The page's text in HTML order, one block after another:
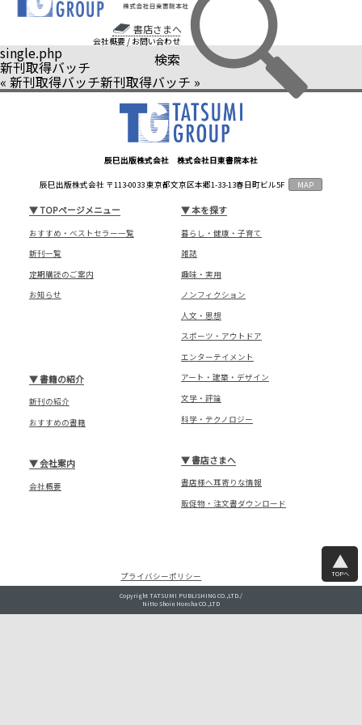
書店さまへ
会社概要 / お問い合わせ
検索
single.php
新刊取得バッチ
« 新刊取得バッチ新刊取得バッチ »
辰巳出版株式会社 株式会社日東書院本社
辰巳出版株式会社 〒113-0033 東京都文京区本郷1-33-13春日町ビル5F MAP
▼TOPページメニュー
おすすめ・ベストセラー一覧
新刊一覧
定期購読のご案内
お知らせ
▼本を探す
暮らし・健康・子育て
雑誌
趣味・実用
ノンフィクション
人文・思想
スポーツ・アウトドア
エンターテイメント
アート・建築・デザイン
文学・評論
科学・テクノロジー
▼書籍の紹介
新刊の紹介
おすすめの書籍
▼書店さまへ
書店様へ耳寄りな情報
販促物・注文書ダウンロード
▼会社案内
会社概要
プライバシーポリシー TOPへ
Copyright TATSUMI PUBLISHING CO.,LTD./
Nitto Shoin Honsha CO.,LTD